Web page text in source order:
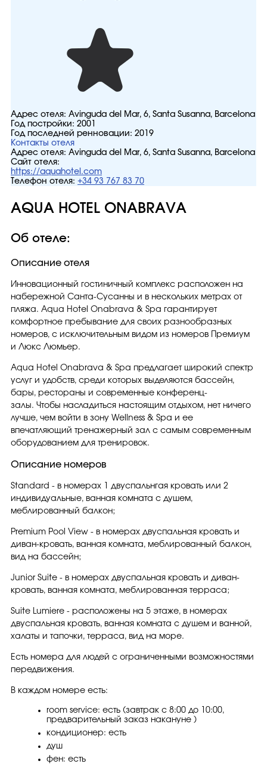
Адрес отеля: Avinguda del Mar, 6, Santa Susanna, Barcelona
Год постройки: 2001
Год последней ренновации: 2019
Контакты отеля
Адрес отеля: Avinguda del Mar, 6, Santa Susanna, Barcelona
Сайт отеля:
https://aquahotel.com
Телефон отеля: +34 93 767 83 70
AQUA HOTEL ONABRAVA
Об отеле:
Описание отеля
Инновационный гостиничный комплекс расположен на
набережной Санта-Сусанны и в нескольких метрах от
пляжа. Aqua Hotel Onabrava & Spa гарантирует
комфортное пребывание для своих разнообразных
номеров, с исключительным видом из номеров Премиум
и Люкс Люмьер.
Aqua Hotel Onabrava & Spa предлагает широкий спектр
услуг и удобств, среди которых выделяются бассейн,
бары, рестораны и современные конференц-
залы. Чтобы насладиться настоящим отдыхом, нет ничего
лучше, чем войти в зону Wellness & Spa и ее
впечатляющий тренажерный зал с самым современным
оборудованием для тренировок.
Описание номеров
Standard - в номерах 1 двуспальнгая кровать или 2
индивидуальные, ванная комната с душем,
меблированный балкон;
Premium Pool View - в номерах двуспальная кровать и
диван-кровать, ванная комната, меблированный балкон,
вид на бассейн;
Junior Suite - в номерах двуспальная кровать и диван-
кровать, ванная комната, меблированная терраса;
Suite Lumiere - расположены на 5 этаже, в номерах
двуспальная кровать, ванная комната с душем и ванной,
халаты и тапочки, терраса, вид на море.
Есть номера для людей с ограниченными возможностями
передвижения.
В каждом номере есть:
room service: есть (завтрак с 8:00 до 10:00,
предварительный заказ накануне )
кондиционер: есть
душ
фен: есть